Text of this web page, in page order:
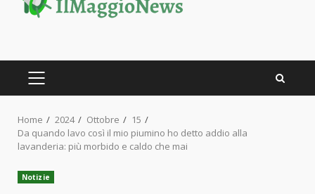
PRIMARY
Home 2024 Ottobre
15
Da quando lavo così il mio piumino ho detto addio alla
lavanderia: più morbido e caldo che mai
Notizie